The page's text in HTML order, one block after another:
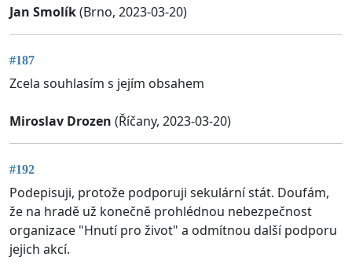
Jan Smolík(Brno, 2023-03-20)
#187
Zcela souhlasím s jejím obsahem
Miroslav Drozen (Říčany, 2023-03-20)
#192
Podepisuji, protože podporuji sekulární stát. Doufám,
že na hradě už konečně prohlédnou nebezpečnost
organizace "Hnutí pro život" a odmítnou další podporu
jejich akcí.